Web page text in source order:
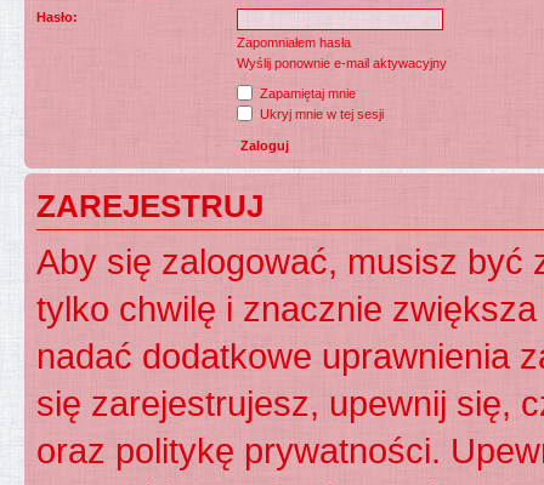
Hasło:
Zapomniałem hasła
Wyślij ponownie e-mail aktywacyjny
Zapamiętaj mnie
Ukryj mnie w tej sesji
ZAREJESTRUJ
Aby się zalogować, musisz być
tylko chwilę i znacznie
nadać dodatkowe uprawnienia
się zarejestrujesz, upewnij się,
oraz politykę prywatności.